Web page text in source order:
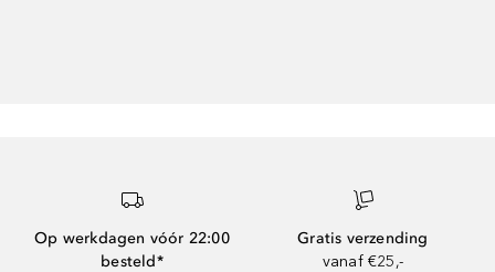
Op werkdagen vóór 22:00
besteld*
Gratis verzending
vanaf €25,-